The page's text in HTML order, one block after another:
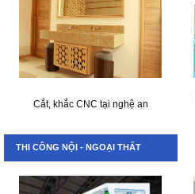
Cắt, khắc CNC tại nghệ an
THI CÔNG NỘI - NGOẠI THẤT